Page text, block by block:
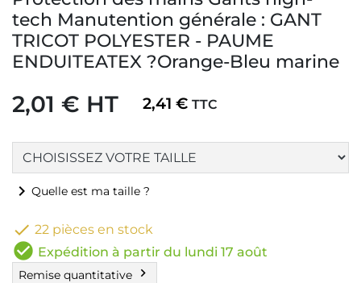
tech Manutention générale : GANT
TRICOT POLYESTER - PAUME
ENDUITEATEX ?Orange-Bleu marine
2,01 € HT 2,41 € TTC
chevron_right Quelle est ma taille ?
 22 pièces en stock
check_circle Expédition à partir du lundi 17 août
Remise quantitative chevron_right